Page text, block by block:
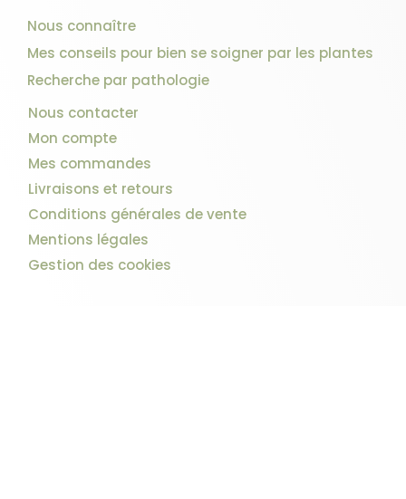
Nous connaître
Mes conseils pour bien se soigner par les plantes
Recherche par pathologie
Nous contacter
Mon compte
Mes commandes
Livraisons et retours
Conditions générales de vente
Mentions légales
Gestion des cookies